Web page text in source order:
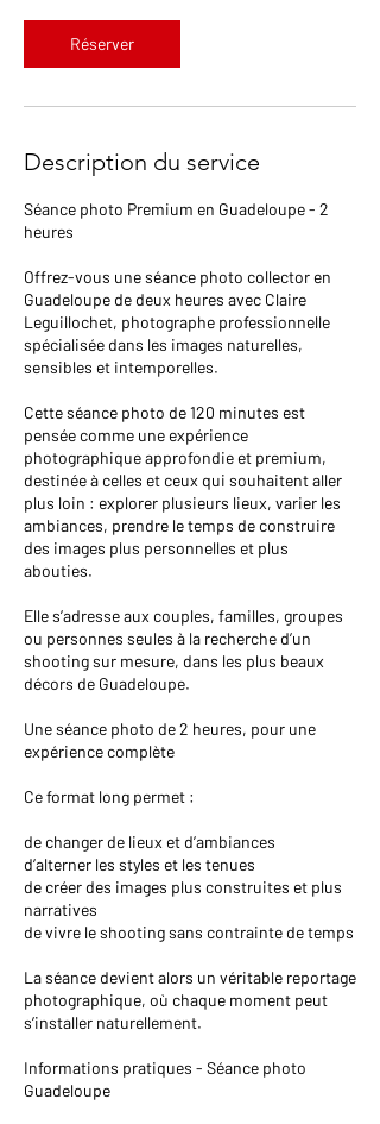
Réserver
Description du service
Séance photo Premium en Guadeloupe - 2
heures
Offrez-vous une séance photo collector en
Guadeloupe de deux heures avec Claire
Leguillochet, photographe professionnelle
spécialisée dans les images naturelles,
sensibles et intemporelles.
Cette séance photo de 120 minutes est
pensée comme une expérience
photographique approfondie et premium,
destinée à celles et ceux qui souhaitent aller
plus loin : explorer plusieurs lieux, varier les
ambiances, prendre le temps de construire
des images plus personnelles et plus
abouties.
Elle s’adresse aux couples, familles, groupes
ou personnes seules à la recherche d’un
shooting sur mesure, dans les plus beaux
décors de Guadeloupe.
Une séance photo de 2 heures, pour une
expérience complète
Ce format long permet :
de changer de lieux et d’ambiances
d’alterner les styles et les tenues
de créer des images plus construites et plus
narratives
de vivre le shooting sans contrainte de temps
La séance devient alors un véritable reportage
photographique, où chaque moment peut
s’installer naturellement.
Informations pratiques - Séance photo
Guadeloupe